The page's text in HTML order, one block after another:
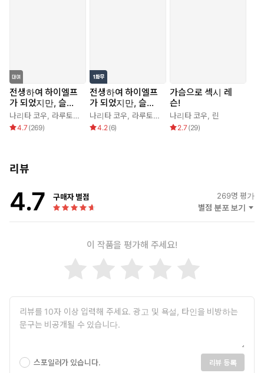
전생하여 하이엘프
가 되었지만, 슬로
라이프는 120년이
라 질렸습니다 -Hig
helf with a long li
나리타 코우, 라루토리·시아비스
4.7 (269)
전생하여 하이엘프
가 되었지만, 슬로
라이프는 120년이
라 질렸습니다 -Hig
helf with a long li
나리타 코우, 라루토리·시아비스
4.2(6)
가슴으로 섹시 레
슨!
나리타 코우, 린
2.7 (29)
리뷰
4.7 구매자 별점 269명 평가
별점 분포 보기
이 작품을 평가해 주세요!
스포일러가 있습니다. 리뷰 등록